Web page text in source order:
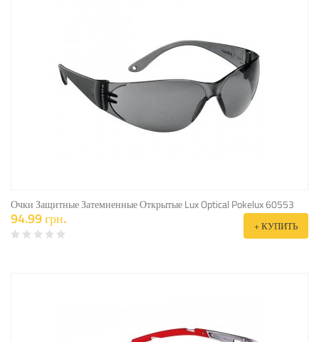
Очки Защитные Затемненные Открытые Lux Optical Pokelux 60553
94.99 грн. + КУПИТЬ